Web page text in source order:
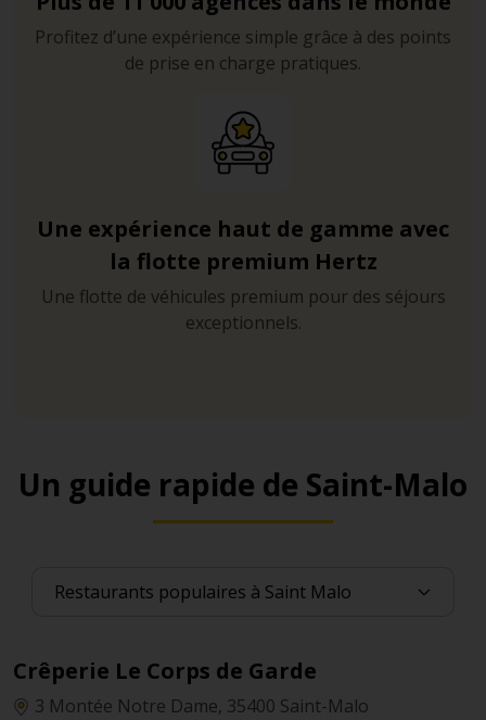
Profitez d’une expérience simple grâce à des points
de prise en charge pratiques.
Une expérience haut de gamme avec
la flotte premium Hertz
Une flotte de véhicules premium pour des séjours
exceptionnels.
Un guide rapide de Saint-Malo
Crêperie Le Corps de Garde
3 Montée Notre Dame, 35400 Saint-Malo